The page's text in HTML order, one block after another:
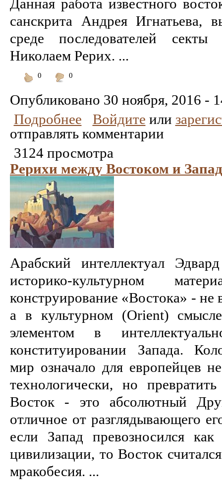
Данная работа известного
санскрита Андрея Игнатьева,
среде последователей
Николаем Рерих. ...
0
0
Опубликовано 30 ноября, 2016 -
Подробнее
Войдите или
отправлять комментарии
3124 просмотра
Рерихи между Востоком и
Арабский интеллектуал
историко-культурном
конструирование «Востока» - не
а в культурном (Orient)
элементом в
конституировании Запада.
мир означало для европейцев
технологически, но
Восток - это абсолютный
отличное от разглядывающего
если Запад превозносился
цивилизации, то Восток
мракобесия. ...